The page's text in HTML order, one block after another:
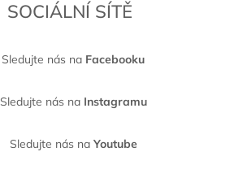
SOCIÁLNÍ SÍTĚ
Sledujte nás na Facebooku
Sledujte nás na Instagramu
Sledujte nás na Youtube